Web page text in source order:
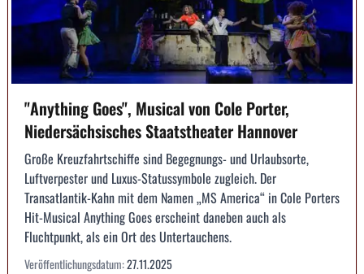
"Anything Goes", Musical von Cole Porter,
Niedersächsisches Staatstheater Hannover
Große Kreuzfahrtschiffe sind Begegnungs- und Urlaubsorte,
Luftverpester und Luxus-Statussymbole zugleich. Der
Transatlantik-Kahn mit dem Namen „MS America“ in Cole Porters
Hit-Musical Anything Goes erscheint daneben auch als
Fluchtpunkt, als ein Ort des Untertauchens.
Veröffentlichungsdatum:27.11.2025